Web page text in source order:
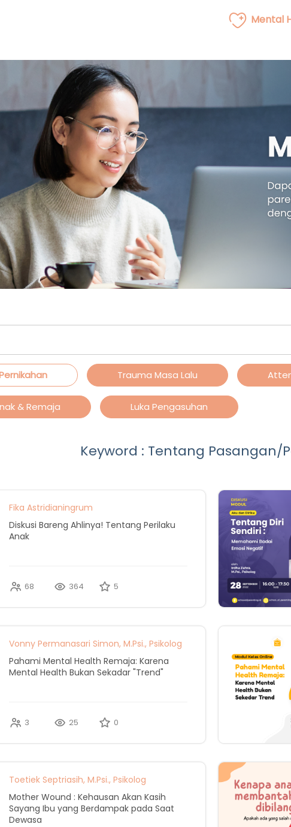
Mental
Trauma Masa Lalu
& Remaja Luka Pengasuhan
Keyword : Tentang Pasangan/
Fika Astridianingrum
Diskusi Bareng Ahlinya! Tentang Perilaku
Anak
68 364 5
Vonny Permanasari Simon, M.Psi., Psikolog
Pahami Mental Health Remaja: Karena
Mental Health Bukan Sekadar "Trend"
3 25 0
Toetiek Septriasih, M.Psi., Psikolog
Mother Wound : Kehausan Akan Kasih
Sayang Ibu yang Berdampak pada Saat
Dewasa